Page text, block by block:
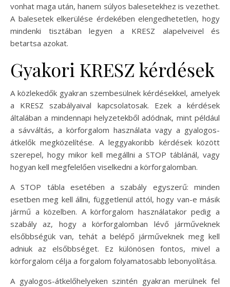
vonhat maga után, hanem súlyos balesetekhez is vezethet.
A balesetek elkerülése érdekében elengedhetetlen, hogy
mindenki tisztában legyen a KRESZ alapelveivel és
betartsa azokat.
Gyakori KRESZ kérdések
A közlekedők gyakran szembesülnek kérdésekkel, amelyek
a KRESZ szabályaival kapcsolatosak. Ezek a kérdések
általában a mindennapi helyzetekből adódnak, mint például
a sávváltás, a körforgalom használata vagy a gyalogos-
átkelők megközelítése. A leggyakoribb kérdések között
szerepel, hogy mikor kell megállni a STOP táblánál, vagy
hogyan kell megfelelően viselkedni a körforgalomban.
A STOP tábla esetében a szabály egyszerű: minden
esetben meg kell állni, függetlenül attól, hogy van-e másik
jármű a közelben. A körforgalom használatakor pedig a
szabály az, hogy a körforgalomban lévő járműveknek
elsőbbségük van, tehát a belépő járműveknek meg kell
adniuk az elsőbbséget. Ez különösen fontos, mivel a
körforgalom célja a forgalom folyamatosabb lebonyolítása.
A gyalogos-átkelőhelyeken szintén gyakran merülnek fel